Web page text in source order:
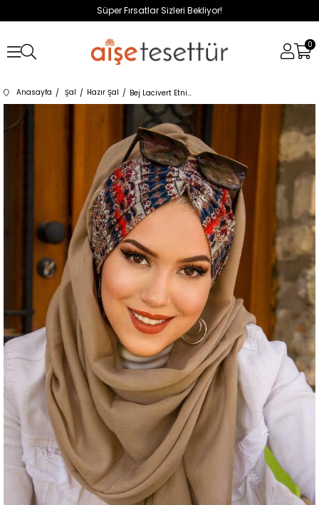
Süper Fırsatlar Sizleri Bekliyor!
0
Anasayfa Şal Hazır Şal Bej Lacivert Etnik Desen Büzgülü Hazır Şal